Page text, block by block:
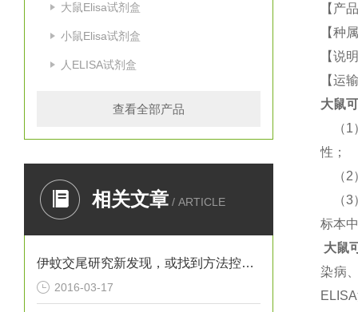
大鼠Elisa试剂盒
小鼠Elisa试剂盒
人ELISA试剂盒
查看全部产品
相关文章 / ARTICLE
伊蚊交尾研究新发现，或找到方法控制寨卡病毒
2016-03-17
【产
【种
【说
【运
大鼠
（1
性；
（2
（3
标本
大鼠
染病
ELISA